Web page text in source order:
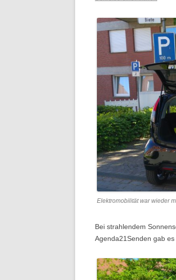
Elektromobilität war wieder
Bei strahlendem
Agenda21Senden gab